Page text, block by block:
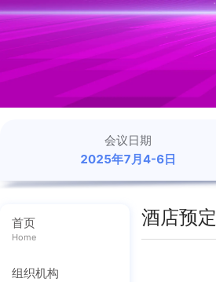
会议日期
2025年7月4-6日
首页
Home
组织机构
酒店预定